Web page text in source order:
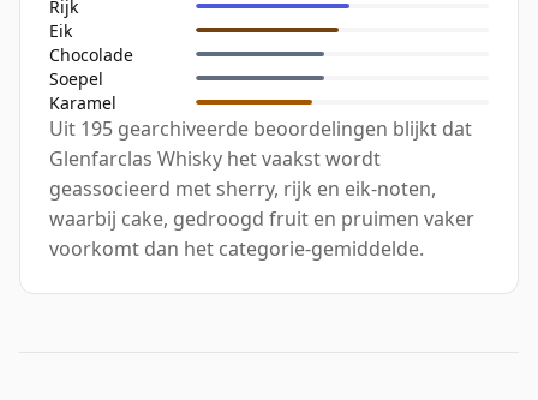
Rijk
Eik
Chocolade
Soepel
Karamel
Uit 195 gearchiveerde beoordelingen blijkt dat
Glenfarclas Whisky het vaakst wordt
geassocieerd met sherry, rijk en eik-noten,
waarbij cake, gedroogd fruit en pruimen vaker
voorkomt dan het categorie-gemiddelde.